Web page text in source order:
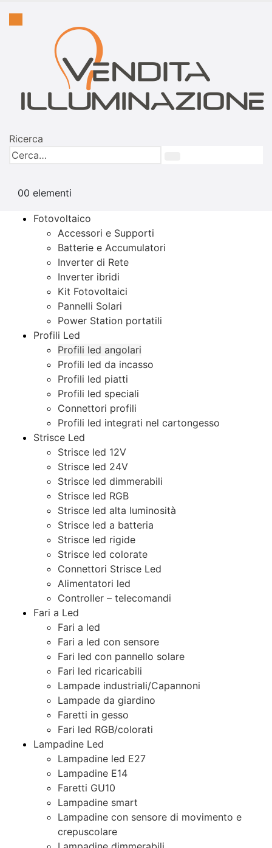
Ricerca
00 elementi
Fotovoltaico
Accessori e Supporti
Batterie e Accumulatori
Inverter di Rete
Inverter ibridi
Kit Fotovoltaici
Pannelli Solari
Power Station portatili
Profili Led
Profili led angolari
Profili led da incasso
Profili led piatti
Profili led speciali
Connettori profili
Profili led integrati nel cartongesso
Strisce Led
Strisce led 12V
Strisce led 24V
Strisce led dimmerabili
Strisce led RGB
Strisce led alta luminosità
Strisce led a batteria
Strisce led rigide
Strisce led colorate
Connettori Strisce Led
Alimentatori led
Controller – telecomandi
Fari a Led
Fari a led
Fari a led con sensore
Fari led con pannello solare
Fari led ricaricabili
Lampade industriali/Capannoni
Lampade da giardino
Faretti in gesso
Fari led RGB/colorati
Lampadine Led
Lampadine led E27
Lampadine E14
Faretti GU10
Lampadine smart
Lampadine con sensore di movimento e
crepuscolare